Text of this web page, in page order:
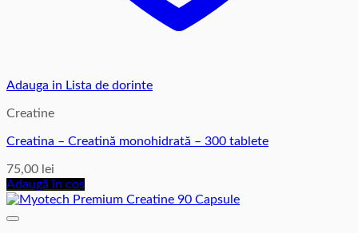
Adauga in Lista de dorinte
Creatine
Creatina – Creatină monohidrată – 300 tablete
75,00 lei
Adaugă în coș